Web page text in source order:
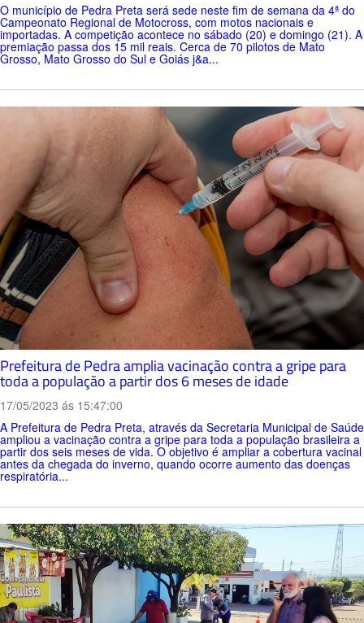
O município de Pedra Preta será sede neste fim de semana da 4ª do
Campeonato Regional de Motocross, com motos nacionais e
importadas. A competição acontece no sábado (20) e domingo (21). A
premiação passa dos 15 mil reais. Cerca de 70 pilotos de Mato
Grosso, Mato Grosso do Sul e Goiás j&a...
Prefeitura de Pedra amplia vacinação contra a gripe para
toda a população a partir dos 6 meses de idade
17/05/2023 ás 15:47:00
A Prefeitura de Pedra Preta, através da Secretaria Municipal de Saúde
ampliou a vacinação contra a gripe para toda a população brasileira a
partir dos seis meses de vida. O objetivo é ampliar a cobertura vacinal
antes da chegada do inverno, quando ocorre aumento das doenças
respiratória...